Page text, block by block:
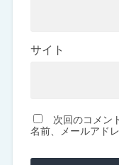
サイト
次回のコメン
名前、メールアド